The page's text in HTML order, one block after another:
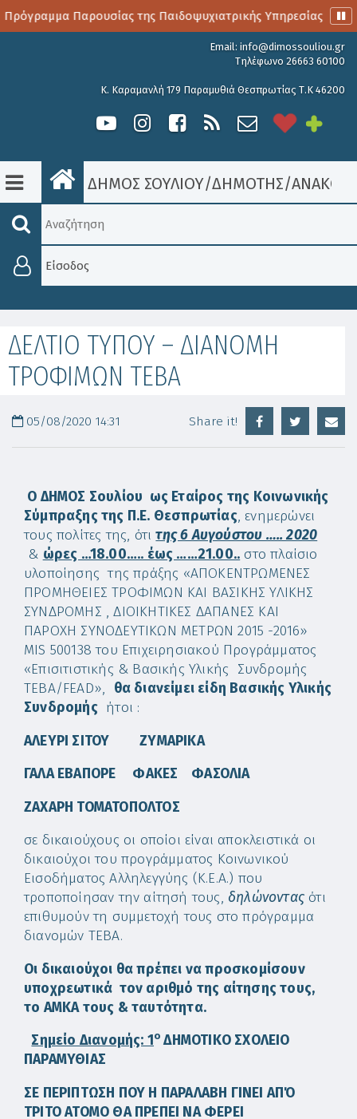
Παρουσίας της Παιδοψυχιατρικής Υπηρεσίας
Email: info@dimossouliou.gr
Τηλέφωνο 26663 60100
Κ. Καραμανλή 179 Παραμυθιά Θεσπρωτίας Τ.Κ 46200
ΔΗΜΟΣ ΣΟΥΛΙΟΥ/ΔΗΜΟΤΗΣ/
Είσοδος
ΔΕΛΤΙΟ ΤΥΠΟΥ – ΔΙΑΝΟΜΗ
ΤΡΟΦΙΜΩΝ ΤΕΒΑ
05/08/2020 14:31 Share it!
Ο ΔΗΜΟΣ Σουλίου ως Εταίρος της Κοινωνικής
Σύμπραξης της Π.Ε. Θεσπρωτίας, ενημερώνει
τους πολίτες της, ότιτης 6 Αυγούστου ….. 2020
& ώρες …18.00….. έως ……21.00.. στο πλαίσιο
υλοποίησης της πράξης «ΑΠΟΚΕΝΤΡΩΜΕΝΕΣ
ΠΡΟΜΗΘΕΙΕΣ ΤΡΟΦΙΜΩΝ ΚΑΙ ΒΑΣΙΚΗΣ ΥΛΙΚΗΣ
ΣΥΝΔΡΟΜΗΣ , ΔΙΟΙΚΗΤΙΚΕΣ ΔΑΠΑΝΕΣ ΚΑΙ
ΠΑΡΟΧΗ ΣΥΝΟΔΕΥΤΙΚΩΝ ΜΕΤΡΩΝ 2015 -2016»
ΜΙS 500138 του Επιχειρησιακού Προγράμματος
«Επισιτιστικής & Βασικής Υλικής Συνδρομής
ΤΕΒΑ/FEAD», θα διανείμει είδη Βασικής Υλικής
Συνδρομήςήτοι :
ΑΛΕΥΡΙ ΣΙΤΟΥ ΖΥΜΑΡΙΚΑ
ΓΑΛΑ ΕΒΑΠΟΡΕ ΦΑΚΕΣ ΦΑΣΟΛΙΑ
ΖΑΧΑΡΗ ΤΟΜΑΤΟΠΟΛΤΟΣ
σε δικαιούχους οι οποίοι είναι αποκλειστικά οι
δικαιούχοι του προγράμματος Κοινωνικού
Εισοδήματος Αλληλεγγύης (Κ.Ε.Α.) που
τροποποίησαν την αίτησή τους, δηλώνοντας ότι
επιθυμούν τη συμμετοχή τους στο πρόγραμμα
διανομών ΤΕΒΑ.
Οι δικαιούχοι θα πρέπει να προσκομίσουν
υποχρεωτικά τον αριθμό της αίτησης τους,
το ΑΜΚΑ τους & ταυτότητα.
Σημείο Διανομής: 1 o ΔΗΜΟΤΙΚΟ ΣΧΟΛΕΙΟ
ΠΑΡΑΜΥΘΙΑΣ
ΣΕ ΠΕΡΙΠΤΩΣΗ ΠΟΥ Η ΠΑΡΑΛΑΒΗ ΓΙΝΕΙ ΑΠΌ
ΤΡΙΤΟ ΑΤΟΜΟ ΘΑ ΠΡΕΠΕΙ ΝΑ ΦΕΡΕΙ